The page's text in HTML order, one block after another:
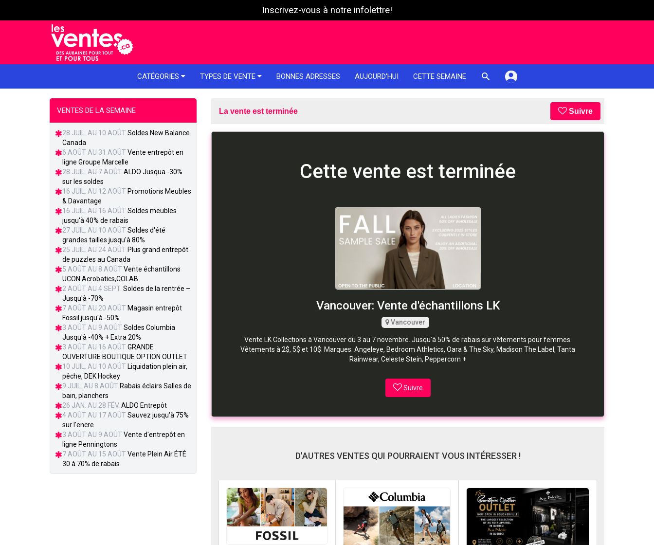
Inscrivez-vous à notre infolettre!
CATÉGORIES TYPES DE VENTE BONNES ADRESSES AUJOURD'HUI CETTE SEMAINE
La vente est terminée Suivre
Cette vente est terminée
Vancouver: Vente d'échantillons LK
Vancouver
Vente LK Collections à Vancouver du 3 au 7 novembre. Jusqu'à 50% de rabais sur vêtements pour femmes.
Vêtements à 2$, 5$ et 10$. Marques: Angeleye, Bedroom Athletics, Oara & The Sky, Madison The Label, Tanta
Rainwear, Celeste Stein, Peppercorn +
Suivre
D'AUTRES VENTES QUI POURRAIENT VOUS INTÉRESSER !
VENTES DE LA SEMAINE
28 JUIL. AU 10 AOÛT Soldes New Balance
Canada
6 AOÛT AU 31 AOÛT Vente entrepôt en
ligne Groupe Marcelle
28 JUIL. AU 7 AOÛT ALDO Jusqua -30%
sur les soldes
16 JUIL. AU 12 AOÛT Promotions Meubles
& Davantage
16 JUIL. AU 16 AOÛT Soldes meubles
jusqu'à 40% de rabais
27 JUIL. AU 10 AOÛT Soldes d'été
grandes tailles jusqu'à 80%
25 JUIL. AU 24 AOÛT Plus grand entrepôt
de puzzles au Canada
5 AOÛT AU 8 AOÛT Vente échantillons
UCON Acrobatics,COLAB
2 AOÛT AU 4 SEPT. Soldes de la rentrée –
Jusqu'à -70%
7 AOÛT AU 20 AOÛT Magasin entrepôt
Fossil jusqu'à -50%
3 AOÛT AU 9 AOÛT Soldes Columbia
Jusqu'à -40% + Extra 20%
3 AOÛT AU 16 AOÛT GRANDE
OUVERTURE BOUTIQUE OPTION OUTLET
10 JUIL. AU 10 AOÛT Liquidation plein air,
pêche, DEK Hockey
9 JUIL. AU 8 AOÛT Rabais éclairs Salles de
bain, planchers
26 JAN. AU 28 FÉV. ALDO Entrepôt
4 AOÛT AU 17 AOÛT Sauvez jusqu'à 75%
sur l'encre
3 AOÛT AU 9 AOÛT Vente d'entrepôt en
ligne Penningtons
7 AOÛT AU 15 AOÛT Vente Plein Air ÉTÉ
30 à 70% de rabais